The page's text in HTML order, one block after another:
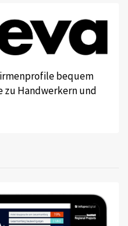
bequem
Handwerkern und